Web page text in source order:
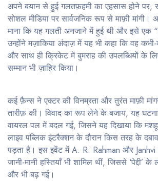
अपने बयान से हुई गलतफ़हमी का एहसास होने पर,
सोशल मीडिया पर सार्वजनिक रूप से माफ़ी मांगी।
माना कि यह गलती अनजाने में हुई थी और इसे एक
उन्होंने मज़ाकिया अंदाज़ में यह भी कहा कि वह
और साथ ही क्रिकेट में बुमराह की उपलब्धियों के
सम्मान भी ज़ाहिर किया।
कई फ़ैन्स ने एक्टर की विनम्रता और तुरंत माफ़ी
तारीफ़ की। विवाद का रूप लेने के बजाय, यह
वायरल पल में बदल गई, जिसने यह दिखाया कि
लाइव पब्लिक इंटरैक्शन के दौरान किस तरह के
पड़ता है। इस इवेंट में A. R. Rahman और
जानी-मानी हस्तियाँ भी शामिल थीं, जिससे ‘पेद्दी’
और भी बढ़ गई।